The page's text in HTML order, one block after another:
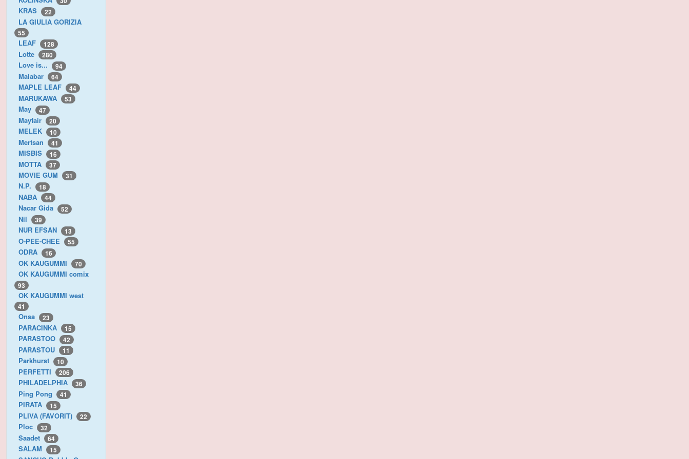
KRAS 22
LA GIULIA GORIZIA
55
LEAF 128
Lotte 280
Love is... 94
Malabar 64
MAPLE LEAF 44
MARUKAWA 53
May 47
Mayfair 20
MELEK 10
Mertsan 41
MISBIS 16
MOTTA 37
MOVIE GUM 31
N.P. 18
NABA 44
Nacar Gida 52
Nil 39
NUR EFSAN 13
O-PEE-CHEE 55
ODRA 16
OK KAUGUMMI 70
OK KAUGUMMI comix
93
OK KAUGUMMI west
41
Onsa 23
PARACINKA 15
PARASTOO 42
PARASTOU 11
Parkhurst 10
PERFETTI 206
PHILADELPHIA 36
Ping Pong 41
PIRATA 15
PLIVA (FAVORIT) 22
Ploc 32
Saadet 64
SALAM 15